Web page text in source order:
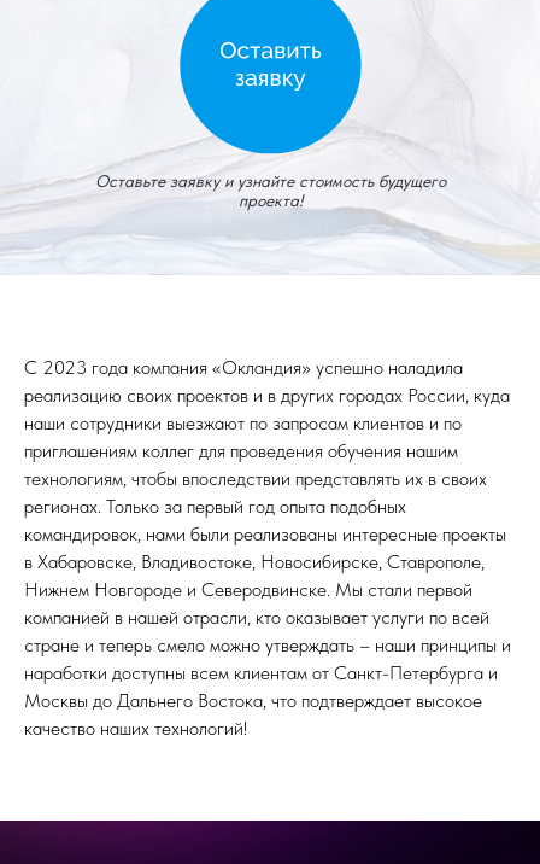
Оставьте заявку и узнайте стоимость будущего
проекта!
С 2023 года компания «Окландия» успешно наладила
реализацию своих проектов и в других городах России, куда
наши сотрудники выезжают по запросам клиентов и по
приглашениям коллег для проведения обучения нашим
технологиям, чтобы впоследствии представлять их в своих
регионах. Только за первый год опыта подобных
командировок, нами были реализованы интересные проекты
в Хабаровске, Владивостоке, Новосибирске, Ставрополе,
Нижнем Новгороде и Северодвинске. Мы стали первой
компанией в нашей отрасли, кто оказывает услуги по всей
стране и теперь смело можно утверждать – наши принципы и
наработки доступны всем клиентам от Санкт-Петербурга и
Москвы до Дальнего Востока, что подтверждает высокое
качество наших технологий!